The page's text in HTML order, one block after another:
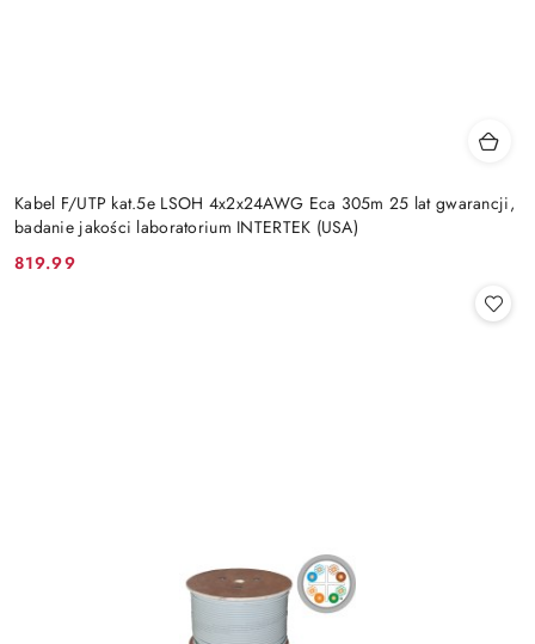
Kabel F/UTP kat.5e LSOH 4x2x24AWG Eca 305m 25 lat gwarancji,
badanie jakości laboratorium INTERTEK (USA)
Cena:
819.99